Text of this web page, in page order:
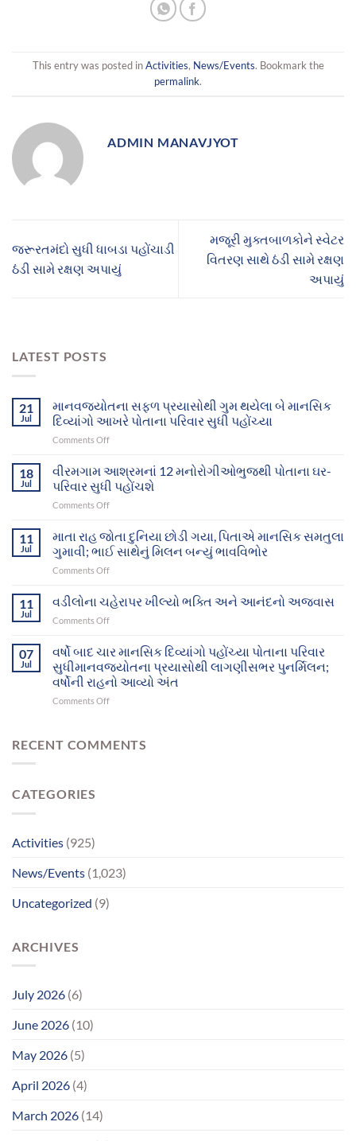
This entry was posted inActivities, News/Events. Bookmark the
permalink.
ADMIN MANAVJYOT
જરૂરતમંદો સુધી ધાબડા પહોંચાડી
ઠંડી સામે રક્ષણ અપાયું
મજૂરી મુક્તબાળકોને સ્વેટર
વિતરણ સાથે ઠંડી સામે રક્ષણ
અપાયું
LATEST POSTS
21
Jul
માનવજ્યોતના સફળ પ્રયાસોથી ગુમ થયેલા બે માનસિક
દિવ્યાંગો આખરે પોતાના પરિવાર સુધી પહોંચ્યા
Comments Offon
પ્રયાસોથી
ગુમ
થયેલા
માનસિક
દિવ્યાંગો
સુધી
18
Jul
વીરમગામ આશ્રમનાં 12 મનોરોગીઓભુજથી પોતાના ઘર-
પરિવાર સુધી પહોંચશે
Comments Offon
આશ્રમનાં
12
મનોરોગીઓભુજથી
પોતાના
પરિવાર
સુધી
11
Jul
માતા રાહ જોતા દુનિયા છોડી ગયા, પિતાએ માનસિક સમતુલા
ગુમાવી; ભાઈ સાથેનું મિલન બન્યું ભાવવિભોર
Comments Offon
રાહ
જોતા
દુનિયા
ગયા,
પિતાએ
માનસિક
મિલન
11
Jul
વડીલોના ચહેરાપર ખીલ્યો ભક્તિ અને આનંદનો અજવાસ
Comments Offon
ખીલ્યો
ભક્તિ
અને
આનંદનો
07
Jul
વર્ષો બાદ ચાર માનસિક દિવ્યાંગો પહોંચ્યા પોતાના પરિવાર
સુધીમાનવજ્યોતના પ્રયાસોથી લાગણીસભર પુનર્મિલન;
વર્ષોની રાહનો આવ્યો અંત
Comments Offon
ચાર
વર્ષોની
RECENT COMMENTS
CATEGORIES
Activities (925)
News/Events (1,023)
Uncategorized (9)
ARCHIVES
July 2026 (6)
June 2026 (10)
May 2026 (5)
April 2026 (4)
March 2026 (14)